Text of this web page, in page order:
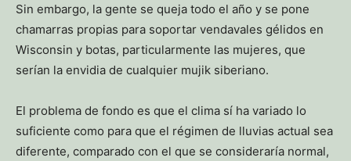
Sin embargo, la gente se queja todo el año y se pone
chamarras propias para soportar vendavales gélidos en
Wisconsin y botas, particularmente las mujeres, que
serían la envidia de cualquier mujik siberiano.
El problema de fondo es que el clima sí ha variado lo
suficiente como para que el régimen de lluvias actual sea
diferente, comparado con el que se consideraría normal,